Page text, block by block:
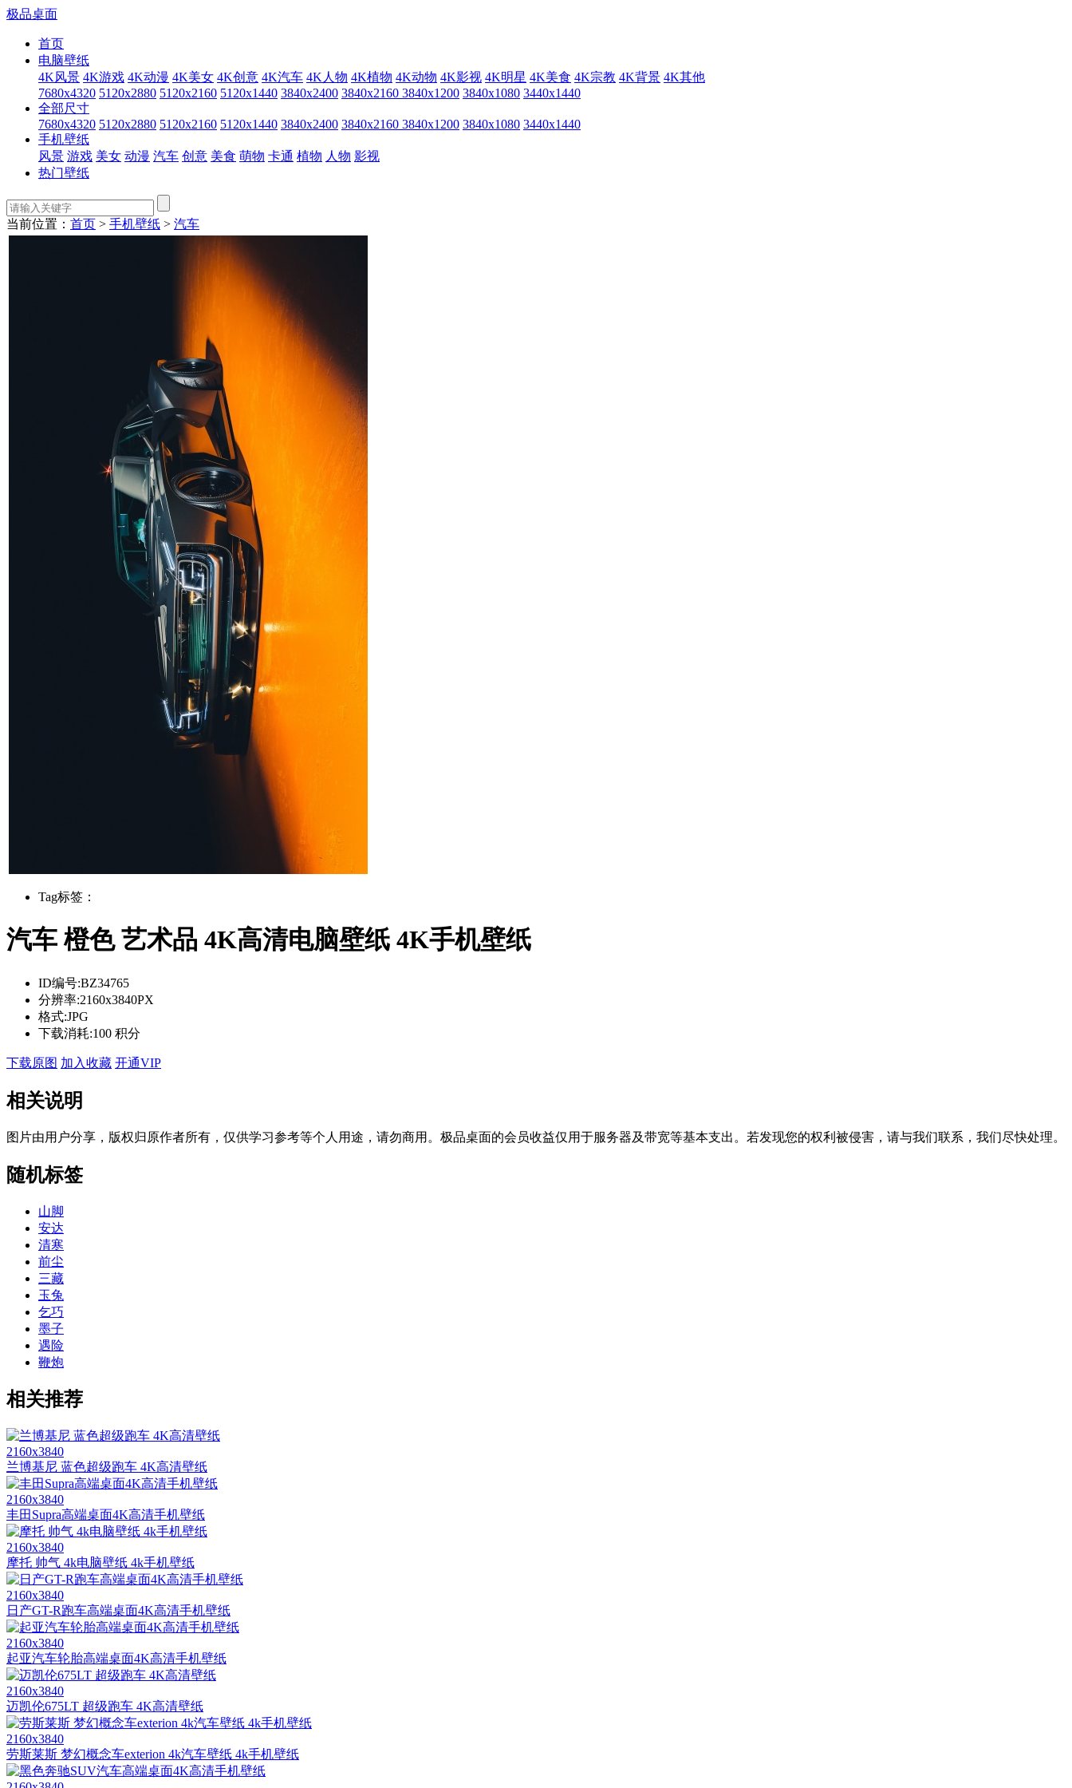
极品桌面
首页
电脑壁纸
4K风景 4K游戏 4K动漫 4K美女 4K创意 4K汽车 4K人物 4K植物 4K动物 4K影视 4K明星 4K美食 4K宗教 4K背景 4K其他
7680x4320 5120x2880 5120x2160 5120x1440 3840x2400 3840x2160 3840x1200 3840x1080 3440x1440
全部尺寸
7680x4320 5120x2880 5120x2160 5120x1440 3840x2400 3840x2160 3840x1200 3840x1080 3440x1440
手机壁纸
风景 游戏 美女 动漫 汽车 创意 美食 萌物 卡通 植物 人物 影视
热门壁纸
当前位置： 首页 > 手机壁纸 > 汽车
Tag标签：
汽车 橙色 艺术品 4K高清电脑壁纸 4K手机壁纸
ID编号:BZ34765
分辨率:2160x3840PX
格式:JPG
下载消耗:100 积分
下载原图 加入收藏 开通VIP
相关说明
图片由用户分享，版权归原作者所有，仅供学习参考等个人用途，请勿商用。极品桌面的会员收益仅用于服务器及带宽等基本支出。若发现您的权利被侵害，请与我们联系，我们尽快处理。
随机标签
山脚
安达
清寒
前尘
三藏
玉兔
乞巧
墨子
遇险
鞭炮
相关推荐
2160x3840
兰博基尼 蓝色超级跑车 4K高清壁纸
2160x3840
丰田Supra高端桌面4K高清手机壁纸
2160x3840
摩托 帅气 4k电脑壁纸 4k手机壁纸
2160x3840
日产GT-R跑车高端桌面4K高清手机壁纸
2160x3840
起亚汽车轮胎高端桌面4K高清手机壁纸
2160x3840
迈凯伦675LT 超级跑车 4K高清壁纸
2160x3840
劳斯莱斯 梦幻概念车exterion 4k汽车壁纸 4k手机壁纸